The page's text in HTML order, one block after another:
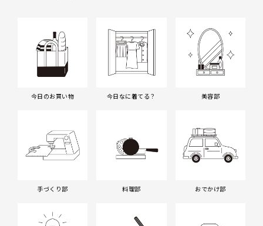
今日のお買い物 今日なに着てる？ 美容部
手づくり部 料理部 おでかけ部